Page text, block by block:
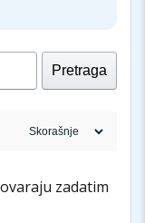
Pretraga
zadatim